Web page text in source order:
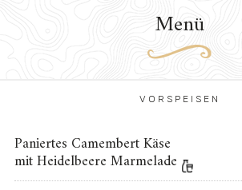
Menü
VORSPEISEN
Paniertes Camembert Käse
mit Heidelbeere Marmelade